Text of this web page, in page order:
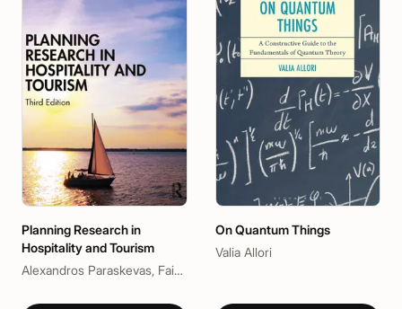
Planning Research in
Hospitality and Tourism
Alexandros Paraskevas, Faizan Ali, Levent Altinay
On Quantum Things
Valia Allori